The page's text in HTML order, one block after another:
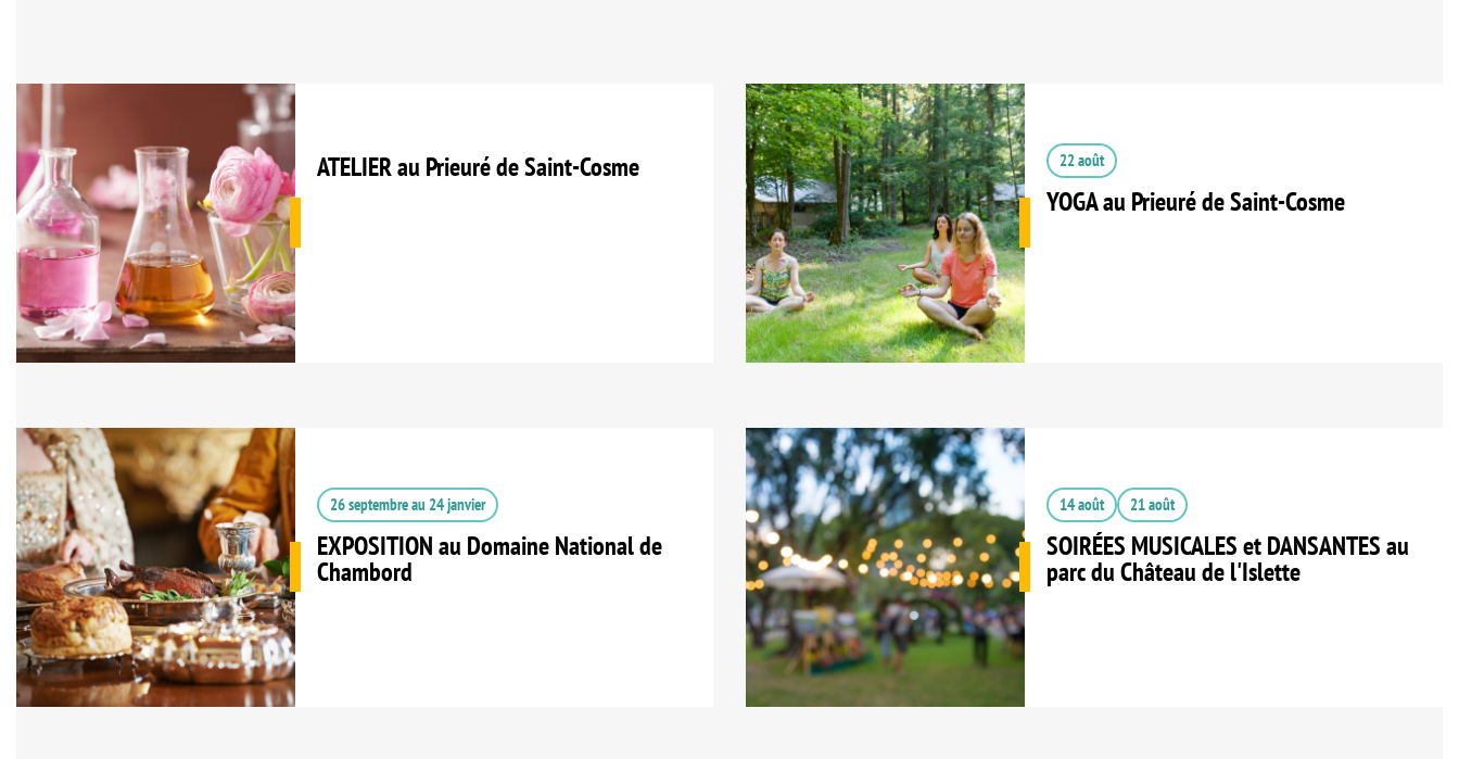
ATELIER au Prieuré de Saint-Cosme 22 août
YOGA au Prieuré de Saint-Cosme
26 septembreau 24 janvier
EXPOSITION au Domaine National de
Chambord
14 août 21 août
SOIRÉES MUSICALES et DANSANTES au
parc du Château de l'Islette